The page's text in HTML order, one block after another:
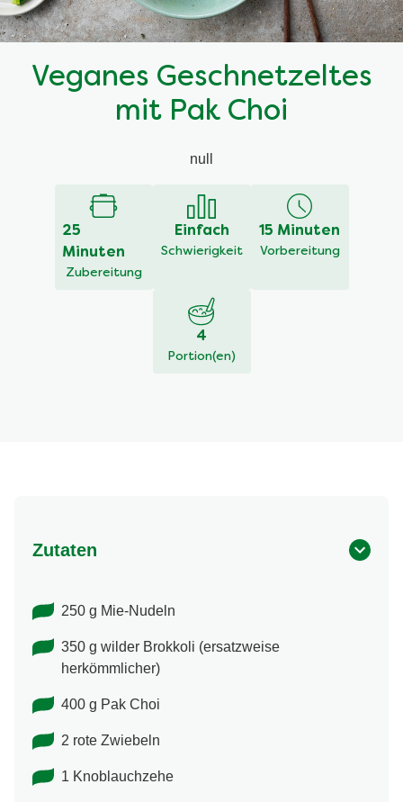
Veganes Geschnetzeltes
mit Pak Choi
null
25
Minuten
Zubereitung
Einfach
Schwierigkeit
15 Minuten
Vorbereitung
4
Portion(en)
Zutaten
250 g Mie-Nudeln
350 g wilder Brokkoli (ersatzweise
herkömmlicher)
400 g Pak Choi
2 rote Zwiebeln
1 Knoblauchzehe